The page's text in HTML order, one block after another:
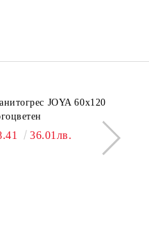
JOYA 60x120
36.01лв.